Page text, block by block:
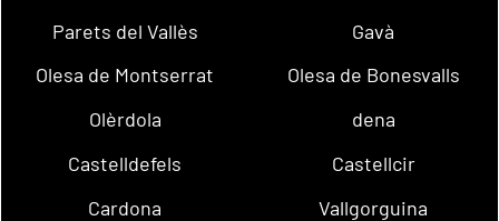
Parets del Vallès
Gavà
Olesa de Montserrat
Olesa de Bonesvalls
Olèrdola
dena
Castelldefels
Castellcir
Cardona
Vallgorguina